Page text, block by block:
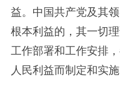
益。中国共产党及其
根本利益的，其一切
工作部署和工作安排
人民利益而制定和实施